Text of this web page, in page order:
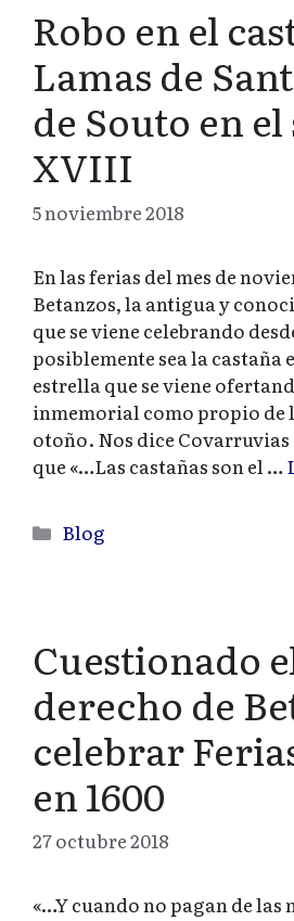
Robo en el
Lamas de
de Souto en
XVIII
5 noviembre 2018
En las ferias del mes de
Betanzos, la antigua y
que se viene celebrando
posiblemente sea la castaña
estrella que se viene
inmemorial como propio de
otoño. Nos dice
que «…Las castañas son el …
Categorías
Blog
Cuestionado
derecho de
celebrar
en 1600
27 octubre 2018
«…Y cuando no pagan de las